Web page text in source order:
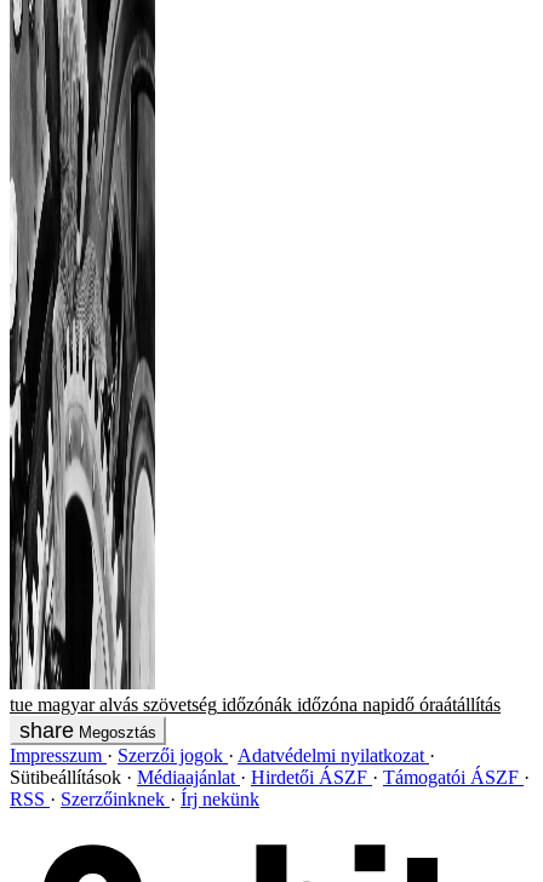
tue magyar alvás szövetség időzónák időzóna napidő óraátállítás
Megosztás
Impresszum Szerzői jogok
Adatvédelmi nyilatkozat
Sütibeállítások
Médiaajánlat Hirdetői ÁSZF
Támogatói ÁSZF
RSS
Szerzőinknek Írj nekünk